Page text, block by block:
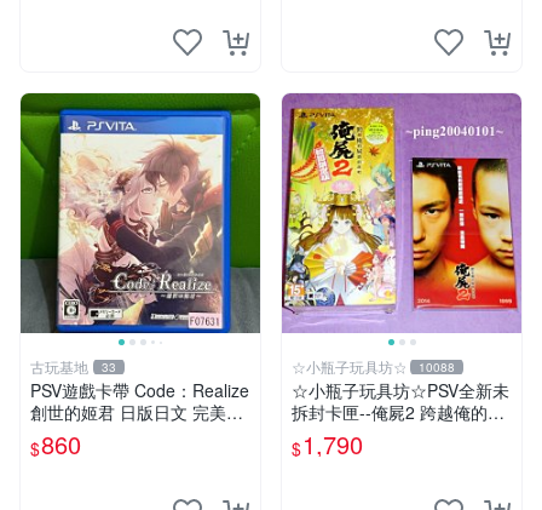
古玩基地 33
PSV遊戲卡帶 Code：Realize
創世的姬君 日版日文 完美實
用成色 游戲經典難得 遊玩無
障 使用痕跡清晰 展現真實面
$860
☆小瓶子玩具坊☆ 10088
☆小瓶子玩具坊☆PSV全新未
拆封卡匣--俺屍2 跨越俺的屍
體前進吧 限定版 (中文版)+特
典--漫畫特輯
$1,790